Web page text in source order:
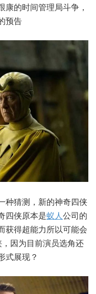
康的时间管理局斗争，
预告
种猜测，新的神奇四侠
四侠原本是蚁人公司的
获得超能力所以可能会
因为目前演员选角还
式展现？